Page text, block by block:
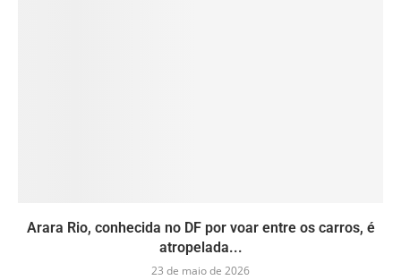
Arara Rio, conhecida no DF por voar entre os carros, é
atropelada...
23 de maio de 2026